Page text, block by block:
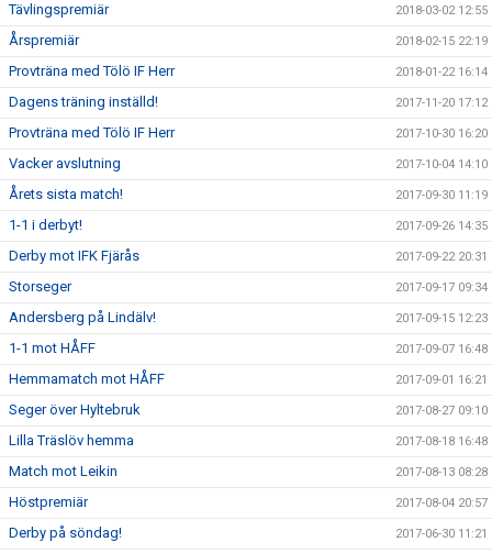
Tävlingspremiär 2018-03-02 12:55
Årspremiär 2018-02-15 22:19
Provträna med Tölö IF Herr 2018-01-22 16:14
Dagens träning inställd! 2017-11-20 17:12
Provträna med Tölö IF Herr 2017-10-30 16:20
Vacker avslutning 2017-10-04 14:10
Årets sista match! 2017-09-30 11:19
1-1 i derbyt! 2017-09-26 14:35
Derby mot IFK Fjärås 2017-09-22 20:31
Storseger 2017-09-17 09:34
Andersberg på Lindälv! 2017-09-15 12:23
1-1 mot HÅFF 2017-09-07 16:48
Hemmamatch mot HÅFF 2017-09-01 16:21
Seger över Hyltebruk 2017-08-27 09:10
Lilla Träslöv hemma 2017-08-18 16:48
Match mot Leikin 2017-08-13 08:28
Höstpremiär 2017-08-04 20:57
Derby på söndag! 2017-06-30 11:21